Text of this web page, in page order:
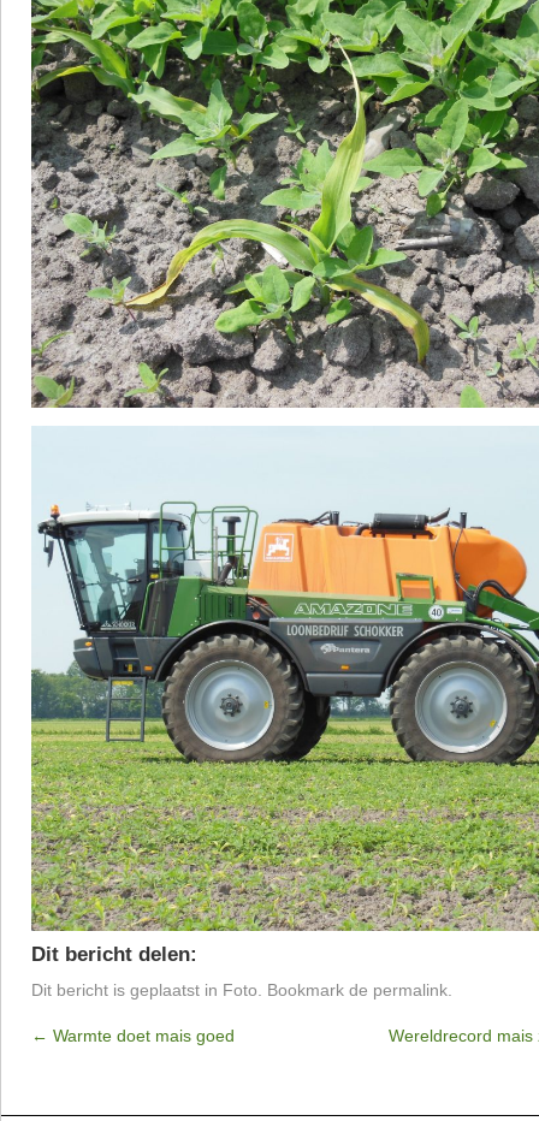
Dit bericht delen:
Dit bericht is geplaatst in Foto . Bookmark de permalink
← Warmte doet mais goed Wereldrecord